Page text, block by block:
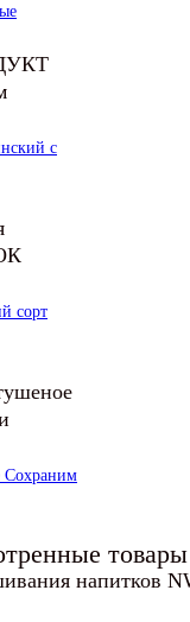
с
сорт
Сохраним
товары